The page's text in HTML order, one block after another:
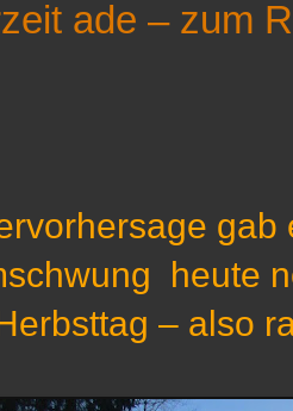
ade – zum
heute
– also